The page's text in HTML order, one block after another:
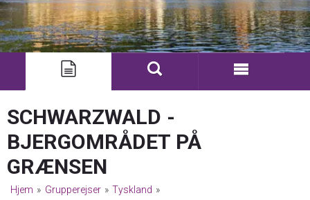
SCHWARZWALD -
BJERGOMRÅDET PÅ
GRÆNSEN
Hjem » Grupperejser » Tyskland »